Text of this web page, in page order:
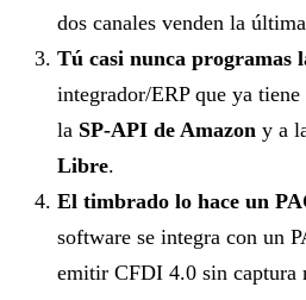
dos canales venden la
Tú casi nunca programas
integrador/ERP que ya
la SP-API de Amazon y a
Libre.
El timbrado lo hace un
software se integra con un
emitir CFDI 4.0 sin captura